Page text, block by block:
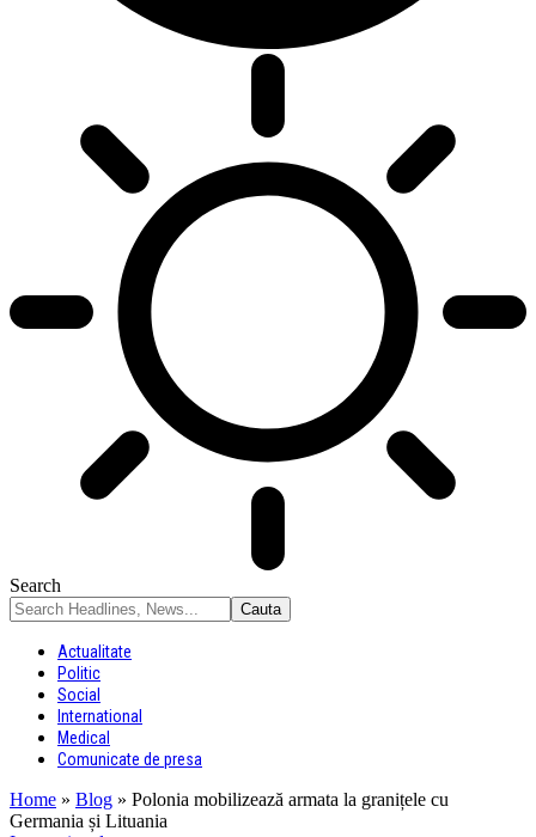
Search
Actualitate
Politic
Social
International
Medical
Comunicate de presa
Home » Blog » Polonia mobilizează armata la granițele cu
Germania și Lituania